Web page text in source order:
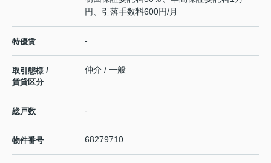
円、引落手数料600円/月
特優賃 -
取引態様 /
賃貸区分
仲介 / 一般
総戸数 -
物件番号 68279710